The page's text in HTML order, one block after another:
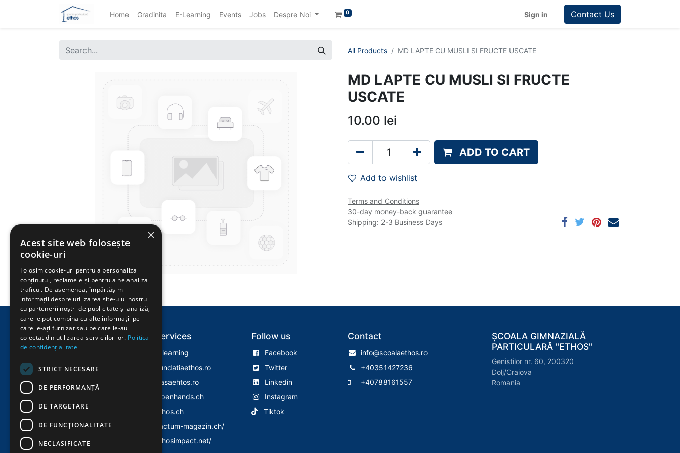
Home Gradinita E-Learning Events Jobs Despre Noi 0 Sign in Contact Us
All Products MD LAPTE CU MUSLI SI FRUCTE USCATE
MD LAPTE CU MUSLI SI FRUCTE
USCATE
10.00 lei
ADD TO CART
Add to wishlist
Terms and Conditions
30-day money-back guarantee
Shipping: 2-3 Business Days
Explore
Despre Noi
Evenimente
Politica Cookies
Politica Confidentialitate
Services
E-learning
Fundatiaethos.ro
Casaehtos.ro
Openhands.ch
Ethos.ch
Factum-magazin.ch/
Ethosimpact.net/
Follow us
Facebook
Twitter
Linkedin
Instagram
Tiktok
Contact
info@scoalaethos.ro
+40351427236
+40788161557
ȘCOALA GIMNAZIALĂ
PARTICULARĂ "ETHOS"
Genistilor nr. 60, 200320
Dolj/Craiova
Romania
×
Acest site web folosește
cookie-uri
Folosim cookie-uri pentru a personaliza
conținutul, reclamele și pentru a ne analiza
traficul. De asemenea, împărtășim
informații despre utilizarea site-ului nostru
cu partenerii noștri de publicitate și analiză,
care le pot combina cu alte informații pe
care le-ați furnizat sau pe care le-au
colectat din utilizarea serviciilor lor. Politica
de confidențialitate
STRICT NECESARE
DE PERFORMANȚĂ
DE TARGETARE
DE FUNCŢIONALITATE
NECLASIFICATE